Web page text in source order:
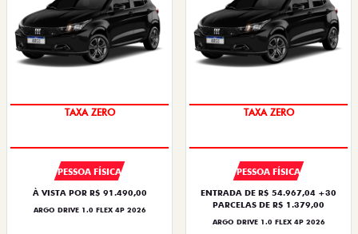
TAXA ZERO
PESSOA FÍSICA
À VISTA POR R$ 91.490,00
ARGO DRIVE 1.0 FLEX 4P 2026
TAXA ZERO
PESSOA FÍSICA
ENTRADA DE R$ 54.967,04 +30
PARCELAS DE R$ 1.379,00
ARGO DRIVE 1.0 FLEX 4P 2026